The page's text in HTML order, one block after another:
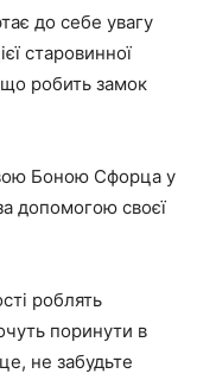
до себе увагу
старовинної
робить замок
Боною Сфорца у
допомогою своєї
роблять
поринути в
не забудьте